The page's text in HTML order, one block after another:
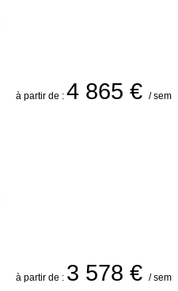
à partir de : 4 865 € / sem
à partir de : 3 578 € / sem